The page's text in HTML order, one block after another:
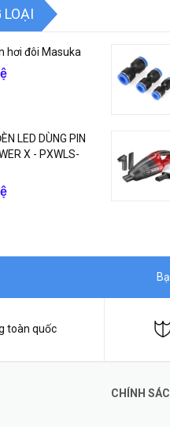
LOẠI
hơi đôi Masuka
LED DÙNG PIN
X - PXWLS-
toàn quốc
CHÍNH